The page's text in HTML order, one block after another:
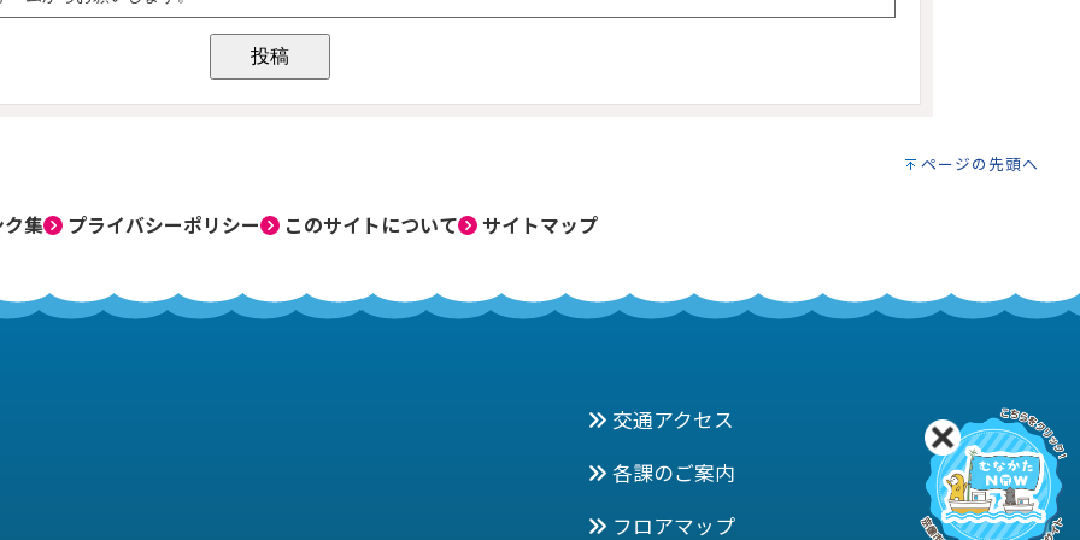
ページの先頭へ
集 プライバシーポリシー このサイトについて サイトマップ
交通アクセス
各課のご案内
フロアマップ